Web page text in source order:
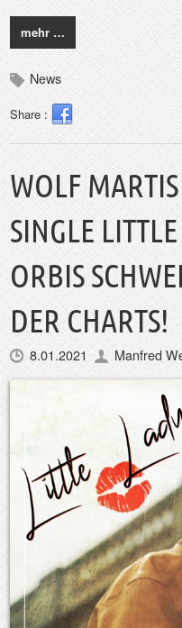
mehr …
News
Share :
WOLF
SINGLE
ORBIS
DER CHARTS!
8.01.2021 Manfred